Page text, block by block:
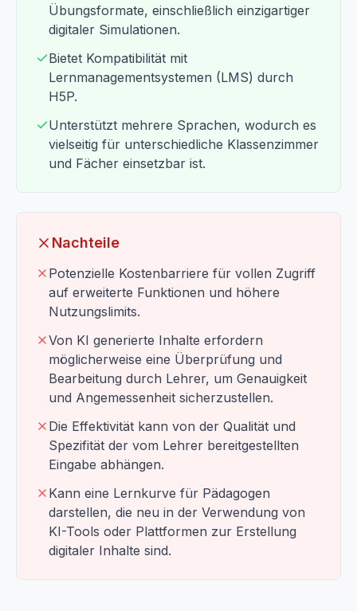
Übungsformate, einschließlich einzigartiger
digitaler Simulationen.
Bietet Kompatibilität mit
Lernmanagementsystemen (LMS) durch
H5P.
Unterstützt mehrere Sprachen, wodurch es
vielseitig für unterschiedliche Klassenzimmer
und Fächer einsetzbar ist.
Nachteile
Potenzielle Kostenbarriere für vollen Zugriff
auf erweiterte Funktionen und höhere
Nutzungslimits.
Von KI generierte Inhalte erfordern
möglicherweise eine Überprüfung und
Bearbeitung durch Lehrer, um Genauigkeit
und Angemessenheit sicherzustellen.
Die Effektivität kann von der Qualität und
Spezifität der vom Lehrer bereitgestellten
Eingabe abhängen.
Kann eine Lernkurve für Pädagogen
darstellen, die neu in der Verwendung von
KI-Tools oder Plattformen zur Erstellung
digitaler Inhalte sind.